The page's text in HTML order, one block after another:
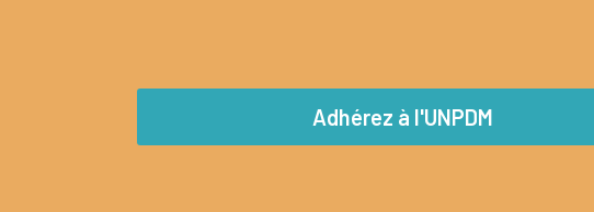
Adhérez à l'UNPDM